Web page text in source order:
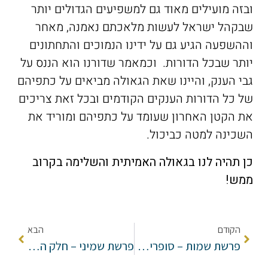
ובזה מועילים מאוד גם למשפיעים הגדולים יותר
שבקהל ישראל לעשות מלאכתם נאמנה, מאחר
וההשפעה הגיע גם על ידינו הנמוכים והתחתונים
יותר שבכל הדורות. וכמאמר שדורנו הוא הננס על
גבי הענק, והיינו שאת הגאולה מביאים על כתפיהם
של כל הדורות הענקים הקודמים ובכל זאת צריכים
את הקטן האחרון שעומד על כתפיהם ומוריד את
השכינה למטה כביכול.
כן תהיה לנו בגאולה האמיתית והשלימה בקרוב
ממש!
הקודם
פרשת שמות – סופרים פעמיים
הבא
פרשת שמיני – חלק הילדים